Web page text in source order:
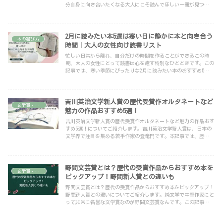
分自身に向き合いたくなる大人にこそ読んでほしい一冊が見つかり
本の選び方
2月に読みたい本5選は寒い日に静かに本と向き合う
時間｜大人の女性向け読書リスト
忙しい日常から離れ、自分だけの時間を作ることができるこの時
期、大人の女性にとって読書は心を癒す特別なひとときです。この
記事では、寒い季節にぴったりな2月に読みたい本のおすすめ5冊を
文学賞・文学情報
吉川英治文学新人賞の歴代受賞作オルタネートなど
魅力の作品おすすめ5選！
吉川英治文学新人賞の歴代受賞作オルタネートなど魅力の作品おす
すめ5選！についてご紹介します。吉川英治文学新人賞は、日本の
文学界で注目を集める若手作家の登竜門です。本記事では、歴代受
文学賞・文学情報
野間文芸賞とは？歴代の受賞作品からおすすめ本を
ピックアップ！野間新人賞との違いも
野間文芸賞とは？歴代の受賞作品からおすすめ本をピックアップ！
野間新人賞との違いについてご紹介します。純文学で中堅作家にと
って非常に名誉な文学賞なのが野間文芸賞なんです。この記事で